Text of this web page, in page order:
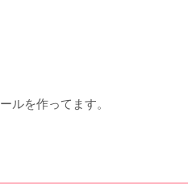
ルを作ってます。